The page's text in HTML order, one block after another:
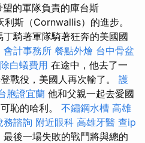
望的軍隊負責的庫台斯
利斯（Cornwallis）的進步。
丁騎著軍隊騎著狂奔的美國國
會計事務所 餐點外燴 台中骨盆
除白蟻費用 在途中，他去了一
戰役，美國人再次輸了。 護
胞證宜蘭 他和父親一起去愛國
恥的哈利。 不鏽鋼水槽 高雄
務諮詢 附近眼科 高雄牙醫 查ip
後一場失敗的戰鬥將與總的